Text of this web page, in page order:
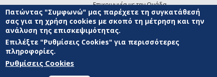
Επικοινωνία με την Ομάδα
Ανάπτυξης του site(link sends e-mail)
© ΠΑΝΕΠΙΣΤΗΜΙΟ ΑΙΓΑΙΟΥ ΟΡΟΙ ΧΡΗΣΗΣ
ΑΝΑΠΤΥΞΗΣ
Πατώντας "Συμφωνώ" μας παρέχετε τη συγκατάθεσή
σας για τη χρήση cookies με σκοπό τη μέτρηση και την
ανάλυση της επισκεψιμότητας.
Επιλέξτε "Ρυθμίσεις Cookies" για περισσότερες
πληροφορίες.
Ρυθμίσεις Cookies